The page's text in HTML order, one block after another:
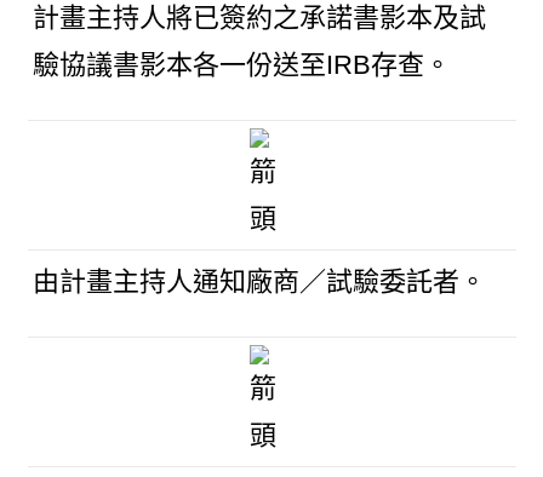
計畫主持人將已簽約之承諾書影本及試
驗協議書影本各一份送至IRB存查。
由計畫主持人通知廠商／試驗委託者。